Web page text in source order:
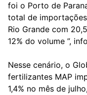
foi o Porto de
total de
Rio Grande com
12% do volume ”,
Nesse cenário, o
fertilizantes MAP
1,4% no mês de